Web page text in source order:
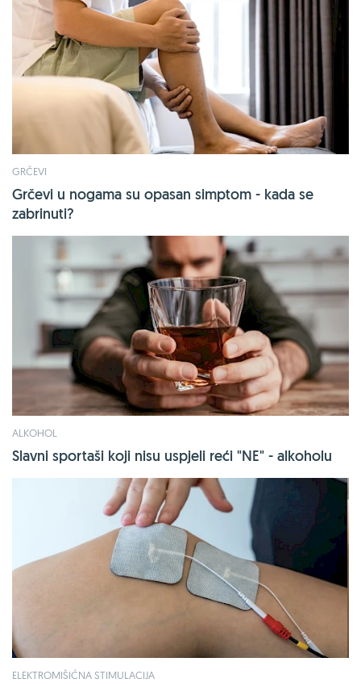
GRČEVI
Grčevi u nogama su opasan simptom - kada se
zabrinuti?
ALKOHOL
Slavni sportaši koji nisu uspjeli reći "NE" - alkoholu
ELEKTROMIŠIĆNA STIMULACIJA